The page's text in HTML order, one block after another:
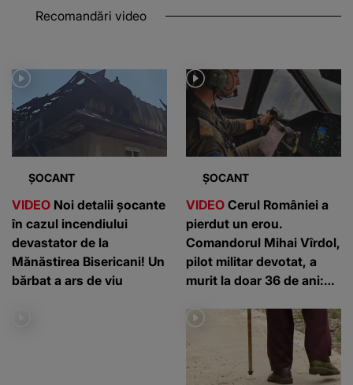
ȘOCANT
VIDEO
Noi detalii șocante
în cazul incendiului
devastator de la
bărbat a ars de viu
ȘOCANT
VIDEOCerul României a
pierdut un erou.
Comandorul Mihai Vîrdol,
murit la doar 36 de ani:
”Un om de nota 10”
VIDEO Jugureni, comuna